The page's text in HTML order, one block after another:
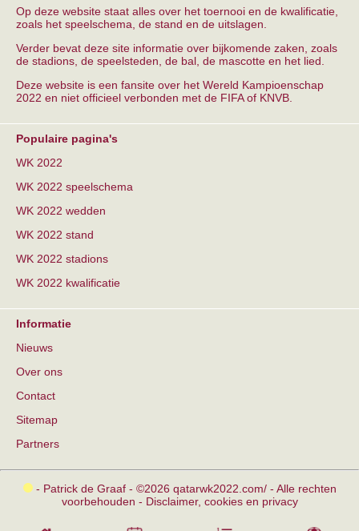
Op deze website staat alles over het toernooi en de kwalificatie,
zoals het speelschema, de stand en de uitslagen.
Verder bevat deze site informatie over bijkomende zaken, zoals
de stadions, de speelsteden, de bal, de mascotte en het lied.
Deze website is een fansite over het Wereld Kampioenschap
2022 en niet officieel verbonden met de FIFA of KNVB.
Populaire pagina's
WK 2022
WK 2022 speelschema
WK 2022 wedden
WK 2022 stand
WK 2022 stadions
WK 2022 kwalificatie
Informatie
Nieuws
Over ons
Contact
Sitemap
Partners
- Patrick de Graaf - ©2026 qatarwk2022.com/ - Alle rechten
voorbehouden - Disclaimer, cookies en privacy